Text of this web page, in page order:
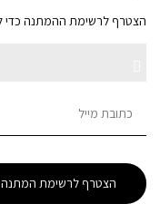
הצטרף לרשימת ההמתנה כדי
your
email
to
join
הצטרף לרשימת המתנה